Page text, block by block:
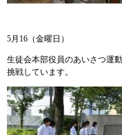
5月16（金曜日）
生徒会本部役員のあいさつ運
挑戦しています。